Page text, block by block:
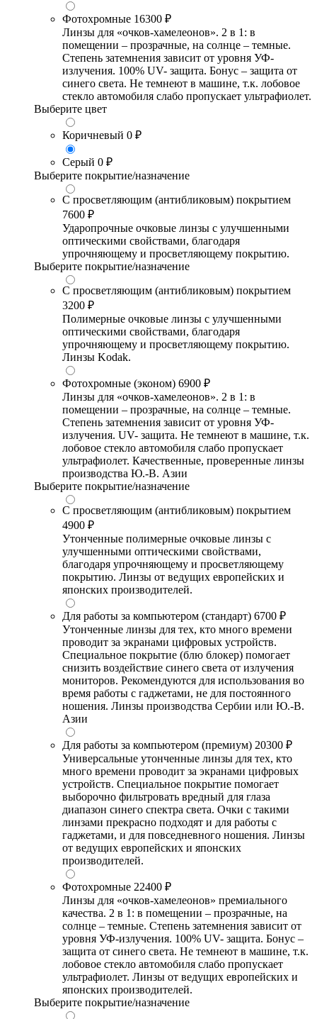
Фотохромные 16300 ₽
Линзы для «очков-хамелеонов». 2 в 1: в
помещении – прозрачные, на солнце – темные.
Степень затемнения зависит от уровня УФ-
излучения. 100% UV- защита. Бонус – защита от
синего света. Не темнеют в машине, т.к. лобовое
стекло автомобиля слабо пропускает ультрафиолет.
Выберите цвет
Коричневый 0 ₽
Серый 0 ₽
Выберите покрытие/назначение
С просветляющим (антибликовым) покрытием
7600 ₽
Ударопрочные очковые линзы с улучшенными
оптическими свойствами, благодаря
упрочняющему и просветляющему покрытию.
Выберите покрытие/назначение
С просветляющим (антибликовым) покрытием
3200 ₽
Полимерные очковые линзы с улучшенными
оптическими свойствами, благодаря
упрочняющему и просветляющему покрытию.
Линзы Kodak.
Фотохромные (эконом) 6900 ₽
Линзы для «очков-хамелеонов». 2 в 1: в
помещении – прозрачные, на солнце – темные.
Степень затемнения зависит от уровня УФ-
излучения. UV- защита. Не темнеют в машине, т.к.
лобовое стекло автомобиля слабо пропускает
ультрафиолет. Качественные, проверенные линзы
производства Ю.-В. Азии
Выберите покрытие/назначение
С просветляющим (антибликовым) покрытием
4900 ₽
Утонченные полимерные очковые линзы с
улучшенными оптическими свойствами,
благодаря упрочняющему и просветляющему
покрытию. Линзы от ведущих европейских и
японских производителей.
Для работы за компьютером (стандарт) 6700 ₽
Утонченные линзы для тех, кто много времени
проводит за экранами цифровых устройств.
Специальное покрытие (блю блокер) помогает
снизить воздействие синего света от излучения
мониторов. Рекомендуются для использования во
время работы с гаджетами, не для постоянного
ношения. Линзы производства Сербии или Ю.-В.
Азии
Для работы за компьютером (премиум) 20300 ₽
Универсальные утонченные линзы для тех, кто
много времени проводит за экранами цифровых
устройств. Специальное покрытие помогает
выборочно фильтровать вредный для глаза
диапазон синего спектра света. Очки с такими
линзами прекрасно подходят и для работы с
гаджетами, и для повседневного ношения. Линзы
от ведущих европейских и японских
производителей.
Фотохромные 22400 ₽
Линзы для «очков-хамелеонов» премиального
качества. 2 в 1: в помещении – прозрачные, на
солнце – темные. Степень затемнения зависит от
уровня УФ-излучения. 100% UV- защита. Бонус –
защита от синего света. Не темнеют в машине, т.к.
лобовое стекло автомобиля слабо пропускает
ультрафиолет. Линзы от ведущих европейских и
японских производителей.
Выберите покрытие/назначение